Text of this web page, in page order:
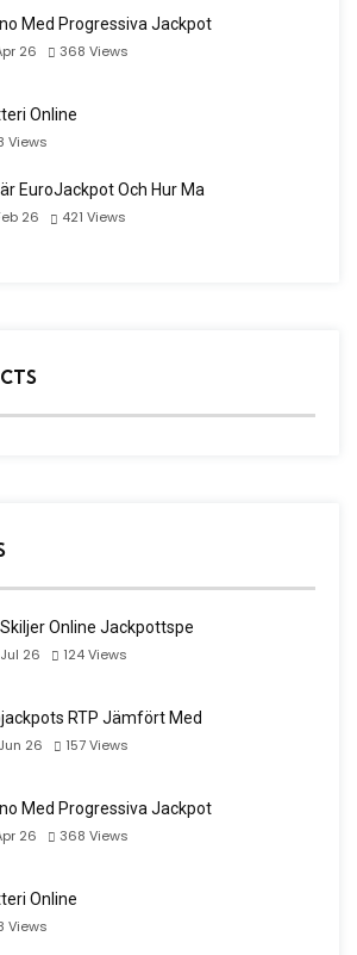
Med Progressiva Jackpot
26
368 Views
Online
Views
EuroJackpot Och Hur Ma
26
421 Views
Online Jackpottspe
26
124Views
RTP Jämfört Med
26
157Views
Med Progressiva Jackpot
26
368 Views
Online
Views